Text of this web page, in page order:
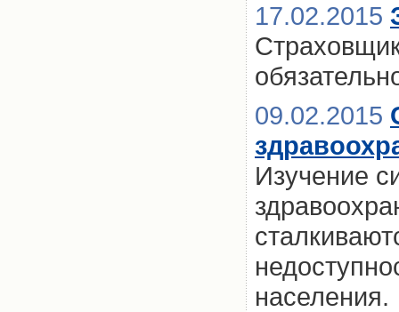
17.02.2015
09.02.2015
Изучение
населения.